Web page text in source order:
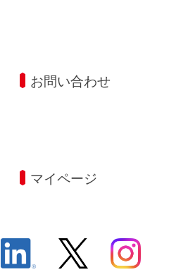
お問い合わせ
マイページ